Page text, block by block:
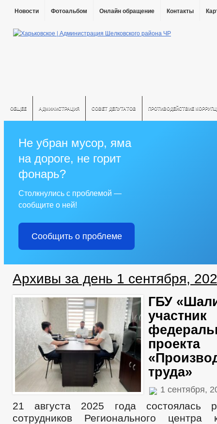
Новости Фотоальбом Онлайн обращение Контакты
ОБЩЕЕ АДМИНИСТРАЦИЯ СОВЕТ ДЕПУТАТОВ ПРОТИВОДЕЙСТВИЕ
Не убран мусор, яма
на дороге, не горит
фонарь?
Столкнулись с проблемой —
сообщите о ней!
Сообщить о проблеме
Архивы за день 1 сентября,
ГБУ
участник
проекта
труда»
1 сентября,
21 августа 2025 года состоялась
сотрудников Регионального центра